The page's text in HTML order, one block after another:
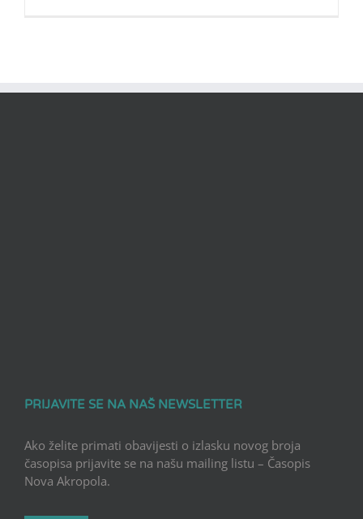
PRIJAVITE SE NA NAŠ NEWSLETTER
Ako želite primati obavijesti o izlasku novog broja
časopisa prijavite se na našu mailing listu – Časopis
Nova Akropola.